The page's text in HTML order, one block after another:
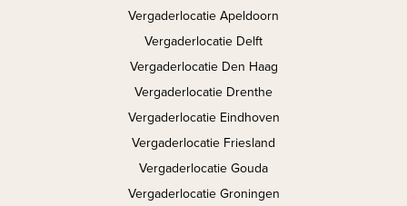
Vergaderlocatie Apeldoorn
Vergaderlocatie Delft
Vergaderlocatie Den Haag
Vergaderlocatie Drenthe
Vergaderlocatie Eindhoven
Vergaderlocatie Friesland
Vergaderlocatie Gouda
Vergaderlocatie Groningen